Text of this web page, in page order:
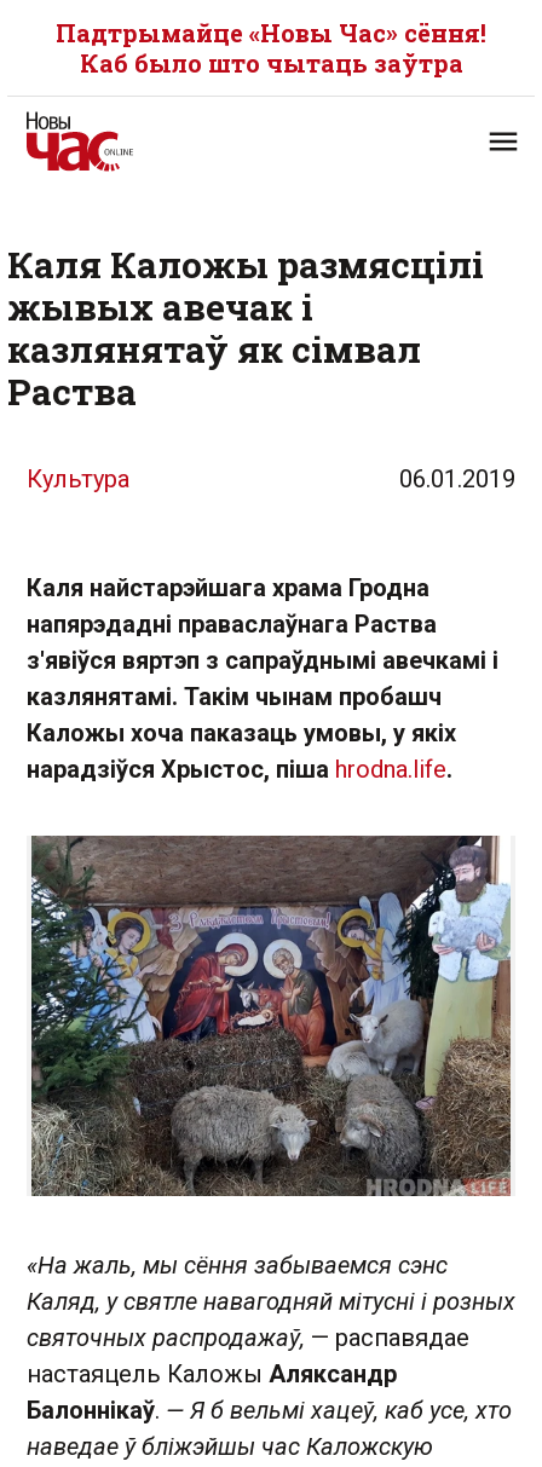
Падтрымайце «Новы Час» сёння!
Каб было што чытаць заўтра
Каля Каложы размясцілі
жывых авечак і
казлянятаў як сімвал
Раства
Культура 06.01.2019
Каля найстарэйшага храма Гродна
напярэдадні праваслаўнага Раства
з'явіўся вяртэп з сапраўднымі авечкамі і
казлянятамі. Такім чынам пробашч
Каложы хоча паказаць умовы, у якіх
нарадзіўся Хрыстос, піша hrodna.life.
«На жаль, мы сёння забываемся сэнс
Каляд, у святле навагодняй мітусні і розных
святочных распродажаў, — распавядае
настаяцель Каложы Аляксандр
Балоннікаў. — Я б вельмі хацеў, каб усе, хто
наведае ў бліжэйшы час Каложскую